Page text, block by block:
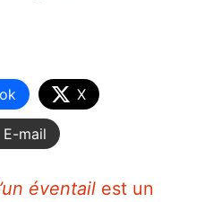
X
E-mail
éventail est un